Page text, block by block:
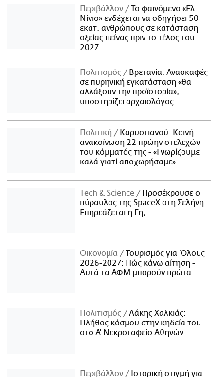
Περιβάλλον
Το φαινόμενο «Ελ
Νίνιο» ενδέχεται να οδηγήσει 50
εκατ. ανθρώπους σε κατάσταση
οξείας πείνας πριν το τέλος του
2027
Πολιτισμός
Βρετανία: Ανασκαφές
σε πυρηνική εγκατάσταση «θα
αλλάξουν την προϊστορία»,
υποστηρίζει αρχαιολόγος
Πολιτική
Καρυστιανού: Κοινή
ανακοίνωση 22 πρώην στελεχών
του κόμματός της - «Γνωρίζουμε
καλά γιατί αποχωρήσαμε»
Τech & Science
Προσέκρουσε ο
πύραυλος της SpaceX στη Σελήνη:
Επηρεάζεται η Γη;
Οικονομία
Τουρισμός για Όλους
2026-2027: Πώς κάνω αίτηση -
Αυτά τα ΑΦΜ μπορούν πρώτα
Πολιτισμός
Λάκης Χαλκιάς:
Πλήθος κόσμου στην κηδεία του
στο Α' Νεκροταφείο Αθηνών
Περιβάλλον
Ιστορική στιγμή για